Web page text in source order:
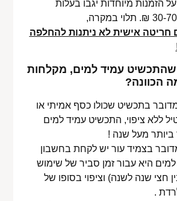
על הזמנות מיוחדות יגבו בעלות
חריטה אישית לא ניתנות להחלפה
עמיד למים, מקלחות
הכוונה?
בתכשיט שכולו כסף אמיתי או
ללא ציפוי, התכשיט עמיד למים
ביותר מעל שנה !
בצמיד עור יש לקחת בחשבון
היא עבור זמן סביר של שימוש
חצי שנה לשנה) וציפוי בסופו של
.